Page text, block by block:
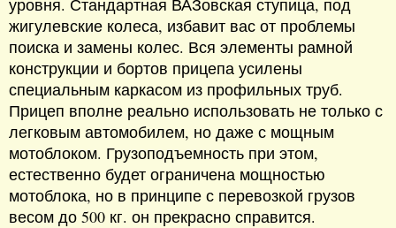
уровня. Стандартная ВАЗовская ступица, под
жигулевские колеса, избавит вас от проблемы
поиска и замены колес. Вся элементы рамной
конструкции и бортов прицепа усилены
специальным каркасом из профильных труб.
Прицеп вполне реально использовать не только с
легковым автомобилем, но даже с мощным
мотоблоком. Грузоподъемность при этом,
естественно будет ограничена мощностью
мотоблока, но в принципе с перевозкой грузов
весом до 500 кг. он прекрасно справится.